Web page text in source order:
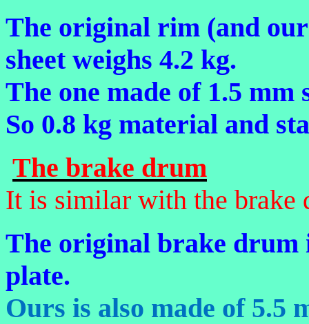
The original rim (and
sheet weighs 4.2 kg.
The one made of 1.5 mm
So 0.8 kg material and
The brake drum
It is similar with the brake
The original brake drum
plate.
Ours is also made of 5.5